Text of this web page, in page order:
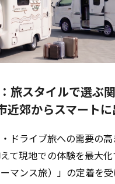
旅スタイルで選ぶ
近郊からスマート
ドライブ旅への需要の
て現地での体験を最大
マンス旅）」の定着を